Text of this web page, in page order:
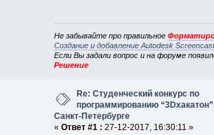
Не забывайте про правильное
Создание и добавление Autodesk
Если Вы задали вопрос и на форуме
Решение
Re: Студенческий конкурс по
программированию
Санкт-Петербурге
« Ответ #1 : 27-12-2017, 16:30:11 »